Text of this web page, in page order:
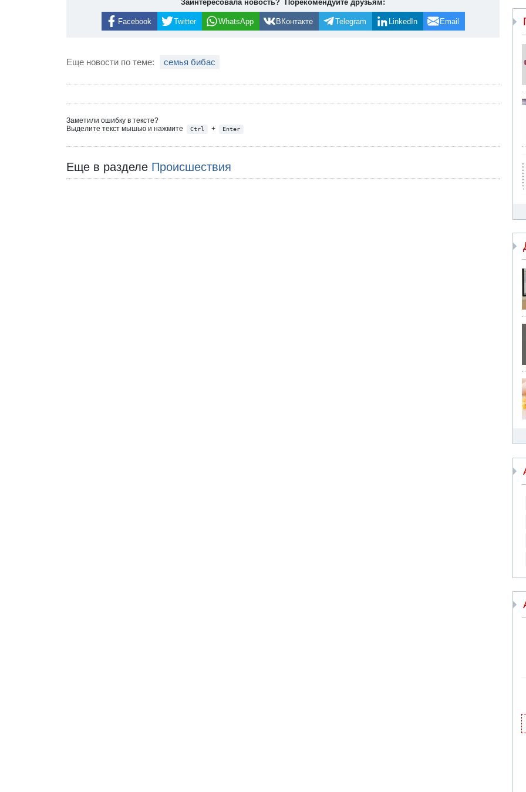
Заинтересовала новость? Порекомендуйте друзьям:
Facebook Twitter WhatsApp ВКонтакте Telegram LinkedIn Email
Еще новости по теме: семья бибас
Заметили ошибку в тексте?
Выделите текст мышью и нажмите
Ctrl + Enter
Еще в разделе Происшествия